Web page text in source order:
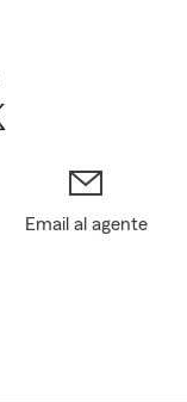
Email al agente